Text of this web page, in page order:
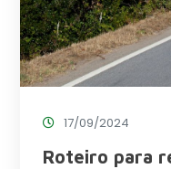
17/09/2024
Roteiro para